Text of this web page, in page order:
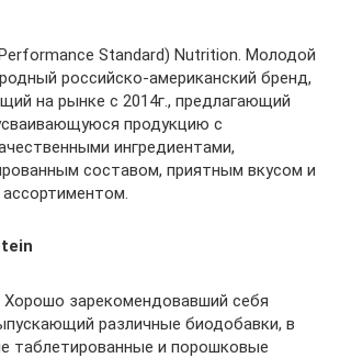
Standard) Nutrition. Молодой
российско-американский бренд,
на рынке с 2014г., предлагающий
продукцию с
ингредиентами,
составом, приятным вкусом и
Хорошо зарекомендовавший себя
различные биодобавки, в
таблетированные и порошковые